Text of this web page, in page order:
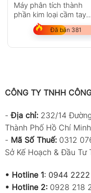
Máy phân tích thành
phần kim loại cầm tay
Mitech MAS800
Đã bán 381
CÔNG TY TNHH
-Địa chỉ: 232/14
Thành Phố Hồ Chí Minh
- Mã Số Thuế: 0312
Sở Kế Hoạch & Đầu Tư
• Hotline 1: 0944 2222
• Hotline 2: 0928 218